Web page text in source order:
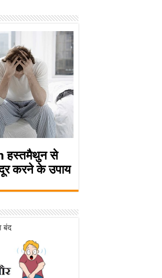
हस्तमैथुन से
करने के उपाय
बंद